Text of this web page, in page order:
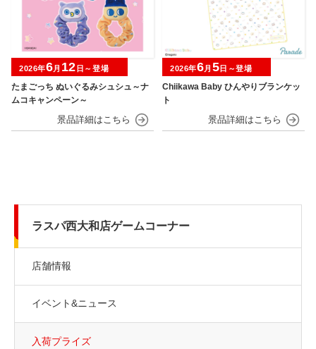
たまごっち ぬいぐるみシュシュ～ナ
ムコキャンペーン～
2026年6月 12 日～登場
Chiikawa Baby ひんやりブランケッ
ト
2026年6月 5 日～登場
ラスパ西大和店ゲームコーナー
店舗情報
イベント&ニュース
入荷プライズ